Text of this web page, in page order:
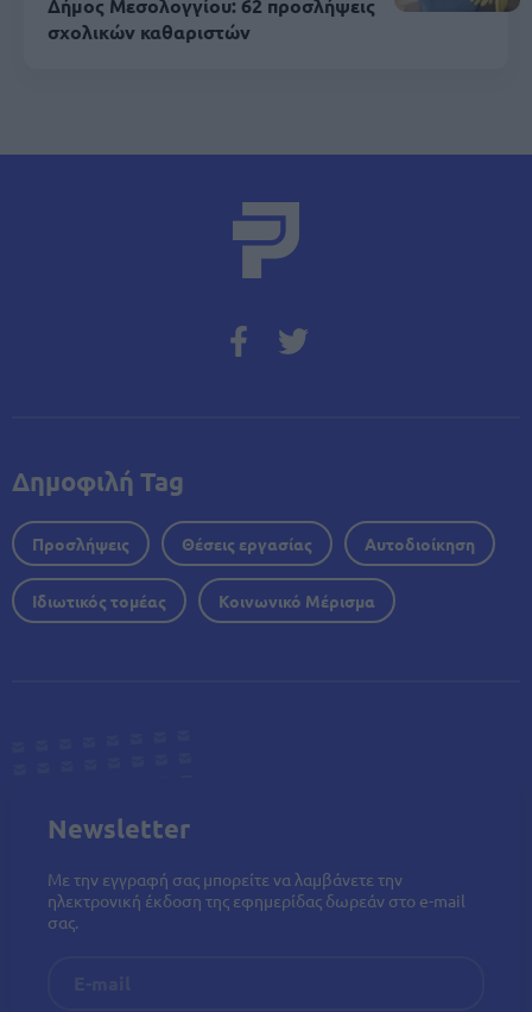
σχολικών καθαριστών
Δημοφιλή Tag
Προσλήψεις Θέσεις εργασίας Αυτοδιοίκηση
Ιδιωτικός τομέας Κοινωνικό Μέρισμα
Newsletter
Με την εγγραφή σας μπορείτε να λαμβάνετε την
ηλεκτρονική έκδοση της εφημερίδας δωρεάν στο e-mail
σας.